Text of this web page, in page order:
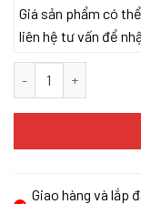
Giá sản phẩm có
liên hệ tư vấn để
Giao hàng và lắp